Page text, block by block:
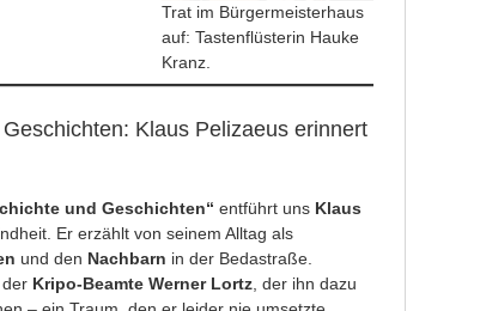
Trat im Bürgermeisterhaus
auf: Tastenflüsterin Hauke
Kranz.
Klaus Pelizaeus erinnert
und Geschichten“ entführt uns Klaus
Er erzählt von seinem Alltag als
und den Nachbarn in der Bedastraße.
Kripo-Beamte Werner Lortz, der ihn dazu